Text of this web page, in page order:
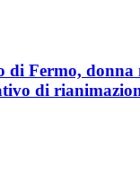
di Fermo, donna
di